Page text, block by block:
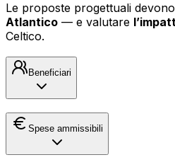
Le proposte progettuali
Atlantico — e valutare
Celtico.
Beneficiari
Spese ammissibili